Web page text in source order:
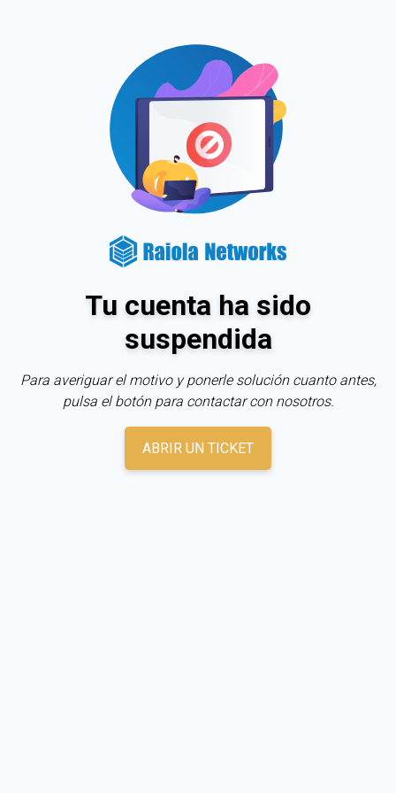
Tu cuenta ha sido
suspendida
Para averiguar el motivo y ponerle solución cuanto antes,
pulsa el botón para contactar con nosotros.
ABRIR UN TICKET